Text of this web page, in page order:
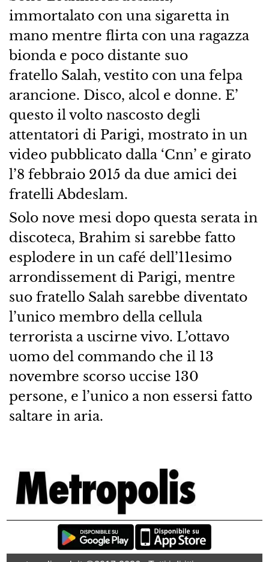
immortalato con una sigaretta in
mano mentre flirta con una ragazza
bionda e poco distante suo
fratello Salah, vestito con una felpa
arancione. Disco, alcol e donne. E’
questo il volto nascosto degli
attentatori di Parigi, mostrato in un
video pubblicato dalla ‘Cnn’ e girato
l’8 febbraio 2015 da due amici dei
fratelli Abdeslam.
Solo nove mesi dopo questa serata in
discoteca, Brahim si sarebbe fatto
esplodere in un café dell’11esimo
arrondissement di Parigi, mentre
suo fratello Salah sarebbe diventato
l’unico membro della cellula
terrorista a uscirne vivo. L’ottavo
uomo del commando che il 13
novembre scorso uccise 130
persone, e l’unico a non essersi fatto
saltare in aria.